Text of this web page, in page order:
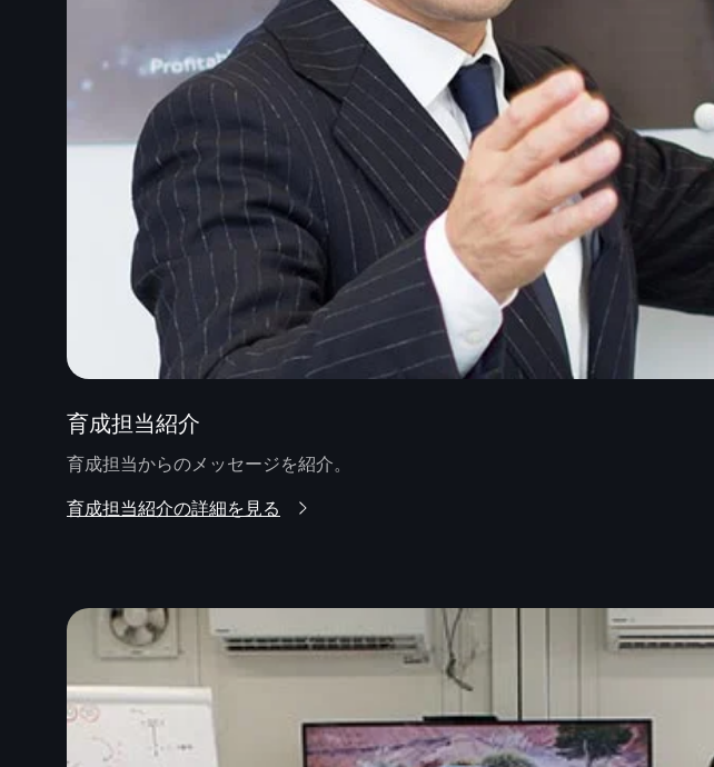
育成担当紹介
育成担当からのメッセージを紹介。
育成担当紹介の詳細を見る